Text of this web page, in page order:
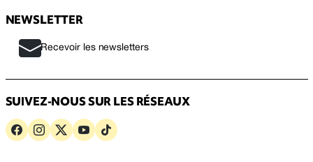
NEWSLETTER
Recevoir les newsletters
SUIVEZ-NOUS SUR LES RÉSEAUX